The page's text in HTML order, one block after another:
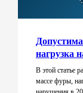
нагрузка
В этой статье
массе фуры,